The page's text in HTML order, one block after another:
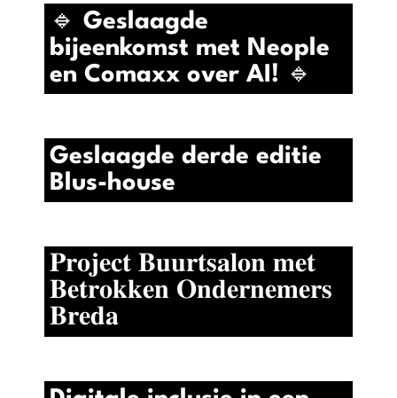
🔹 Geslaagde
bijeenkomst met Neople
en Comaxx over AI! 🔹
Geslaagde derde editie
Blus-house
𝐏𝐫𝐨𝐣𝐞𝐜𝐭 𝐁𝐮𝐮𝐫𝐭𝐬𝐚𝐥𝐨𝐧 𝐦𝐞𝐭
𝐁𝐞𝐭𝐫𝐨𝐤𝐤𝐞𝐧 𝐎𝐧𝐝𝐞𝐫𝐧𝐞𝐦𝐞𝐫𝐬
𝐁𝐫𝐞𝐝𝐚